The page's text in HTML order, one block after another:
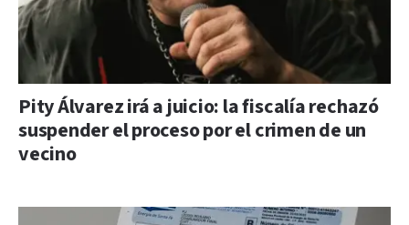
Pity Álvarez irá a juicio: la fiscalía rechazó
suspender el proceso por el crimen de un
vecino